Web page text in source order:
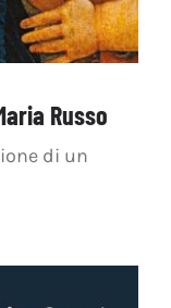
Russo
di un